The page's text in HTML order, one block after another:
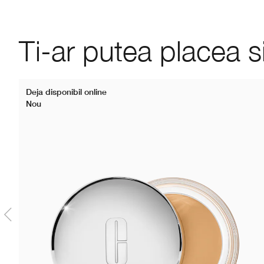
Ti-ar putea placea
Deja disponibil online
Nou